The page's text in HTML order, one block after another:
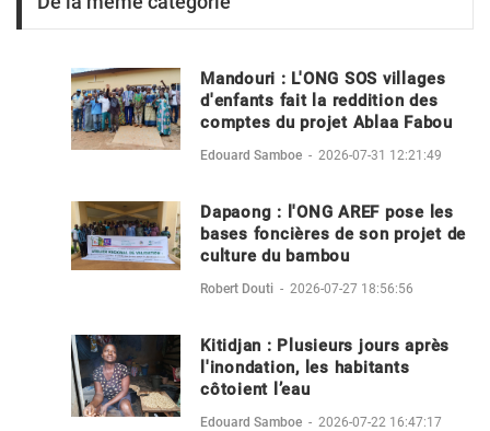
Mandouri : L'ONG SOS villages
d'enfants fait la reddition des
comptes du projet Ablaa Fabou
Edouard Samboe - 2026-07-31 12:21:49
Dapaong : l'ONG AREF pose les
bases foncières de son projet de
culture du bambou
Robert Douti - 2026-07-27 18:56:56
Kitidjan : Plusieurs jours après
l'inondation, les habitants
côtoient l’eau
Edouard Samboe - 2026-07-22 16:47:17